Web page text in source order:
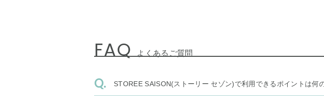
FAQ よくあるご質問
STOREE SAISON(ストーリー セゾン)で利用できるポイントは何